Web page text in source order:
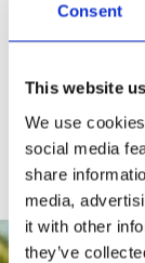
Consent
This website
We use
social media
share
media,
it with other
they’ve
d'urgence,
automatiques,
fériés et
sont toutes
ou où réparer